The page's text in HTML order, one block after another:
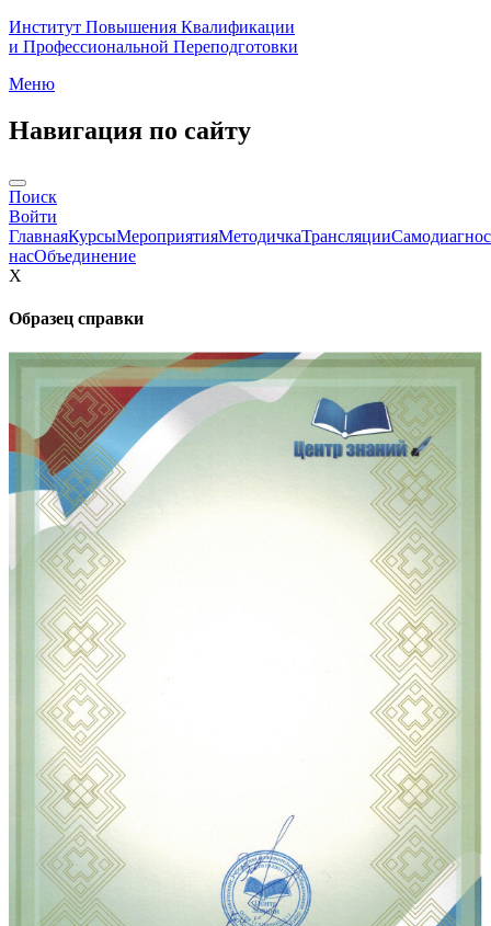
Институт Повышения Квалификации
и Профессиональной Переподготовки
Меню
Навигация по сайту
Поиск
Войти
ГлавнаяКурсыМероприятияМетодичкаТрансляции
насОбъединение
X
Образец справки